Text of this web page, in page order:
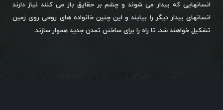
انسانهایی که بیدار می شوند و چشم بر حقایق باز می کنند نیاز دارند
انسانهای بیدار دیگر را بیابند و این چنین خانواده های روحی روی زمین
تشکیل خواهند شد، تا راه را برای ساختن تمدن جدید هموار سازند.